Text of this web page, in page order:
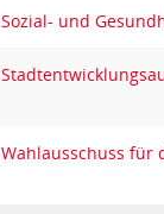
Sozial- und
Wahlausschuss für